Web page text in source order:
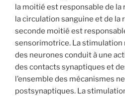
la moitié est responsable de
la circulation sanguine et de la
seconde moitié est
sensorimotrice. La
des neurones conduit à une
des contacts synaptiques et
l’ensemble des mécanismes
postsynaptiques. La